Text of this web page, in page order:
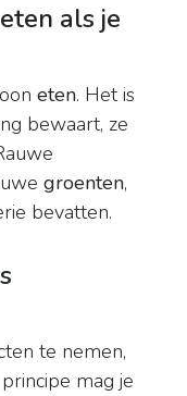
als je
eten. Het is
bewaart, ze
groenten,
bevatten.
te nemen,
mag je